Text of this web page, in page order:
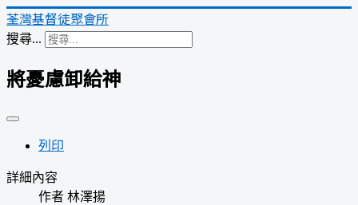
荃灣基督徒聚會所
搜尋...
將憂慮卸給神
列印
詳細內容
作者 林澤揚